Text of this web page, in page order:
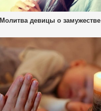
Молитва девицы о замужестве